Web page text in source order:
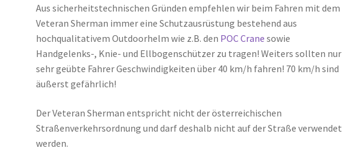
Aus sicherheitstechnischen Gründen empfehlen wir beim Fahren mit dem
Veteran Sherman immer eine Schutzausrüstung bestehend aus
hochqualitativem Outdoorhelm wie z.B. den POC Crane sowie
Handgelenks-, Knie- und Ellbogenschützer zu tragen! Weiters sollten nur
sehr geübte Fahrer Geschwindigkeiten über 40 km/h fahren! 70 km/h sind
äußerst gefährlich!
Der Veteran Sherman entspricht nicht der österreichischen
Straßenverkehrsordnung und darf deshalb nicht auf der Straße verwendet
werden.